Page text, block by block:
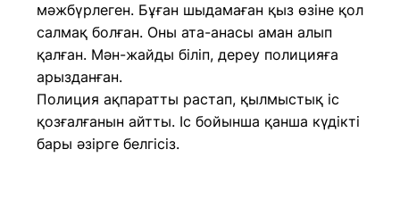
мәжбүрлеген. Бұған шыдамаған қыз өзіне қол
салмақ болған. Оны ата-анасы аман алып
қалған. Мән-жайды біліп, дереу полицияға
арызданған.
Полиция ақпаратты растап, қылмыстық іс
қозғалғанын айтты. Іс бойынша қанша күдікті
бары әзірге белгісіз.